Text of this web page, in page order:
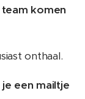
komen
onthaal.
een mailtje